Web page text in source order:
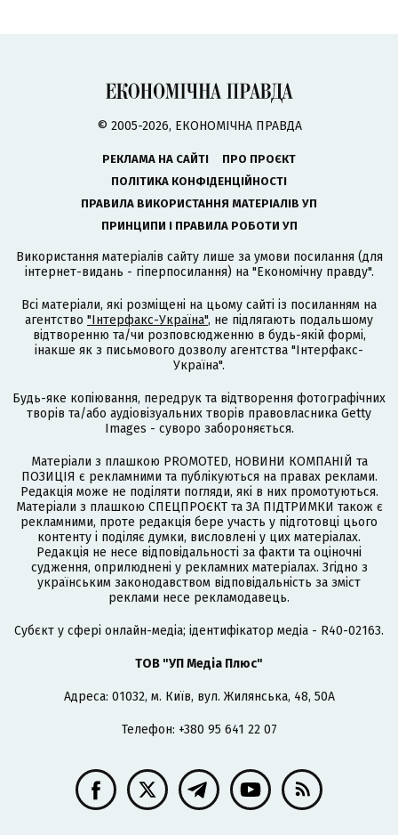
© 2005-2026, ЕКОНОМІЧНА ПРАВДА
РЕКЛАМА НА САЙТІ
ПРО ПРОЄКТ
ПОЛІТИКА КОНФІДЕНЦІЙНОСТІ
ПРАВИЛА ВИКОРИСТАННЯ МАТЕРІАЛІВ УП
ПРИНЦИПИ І ПРАВИЛА РОБОТИ УП
Використання матеріалів сайту лише за умови посилання (для
інтернет-видань - гіперпосилання) на "Економічну правду".
Всі матеріали, які розміщені на цьому сайті із посиланням на
агентство "Інтерфакс-Україна", не підлягають подальшому
відтворенню та/чи розповсюдженню в будь-якій формі,
інакше як з письмового дозволу агентства "Інтерфакс-
Україна".
Будь-яке копіювання, передрук та відтворення фотографічних
творів та/або аудіовізуальних творів правовласника Getty
Images - суворо забороняється.
Матеріали з плашкою PROMOTED, НОВИНИ КОМПАНІЙ та
ПОЗИЦІЯ є рекламними та публікуються на правах реклами.
Редакція може не поділяти погляди, які в них промотуються.
Матеріали з плашкою СПЕЦПРОЄКТ та ЗА ПІДТРИМКИ також є
рекламними, проте редакція бере участь у підготовці цього
контенту і поділяє думки, висловлені у цих матеріалах.
Редакція не несе відповідальності за факти та оціночні
судження, оприлюднені у рекламних матеріалах. Згідно з
українським законодавством відповідальність за зміст
реклами несе рекламодавець.
Cубєкт у сфері онлайн-медіа; ідентифікатор медіа - R40-02163.
ТОВ "УП Медіа Плюс"
Адреса: 01032, м. Київ, вул. Жилянська, 48, 50А
Телефон: +380 95 641 22 07